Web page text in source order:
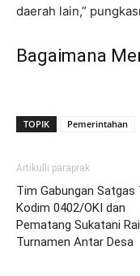
daerah lain,”
Bagaimana
TOPIK Pemerintahan
Artikulli paraprak
Tim Gabungan Satgas
Kodim 0402/OKI dan
Pematang Sukatani
Turnamen Antar Desa